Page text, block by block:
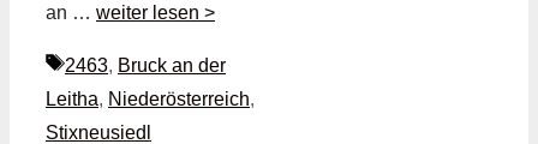
an … weiter lesen >
Schlagwörter
2463, Bruck an der
Leitha, Niederösterreich,
Stixneusiedl